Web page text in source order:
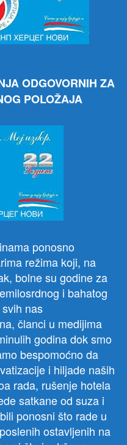
ODGOVORNIH ZA
POLOŽAJA
ponosno
režima koji, na
bolne su godine za
i bahatog
nas
članci u medijima
godina dok smo
bespomoćno da
i hiljade naših
rada, rušenje hotela
satkane od suza i
ponosni što rade u
ostavljenih na